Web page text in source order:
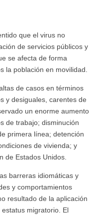
que el virus no
de servicios públicos y
se afecta de forma
la población en movilidad.
de casos en términos
y desiguales, carentes de
un enorme aumento
de trabajo; disminución
primera línea; detención
de vivienda; y
de Estados Unidos.
barreras idiomáticas y
y comportamientos
resultado de la aplicación
migratorio. El